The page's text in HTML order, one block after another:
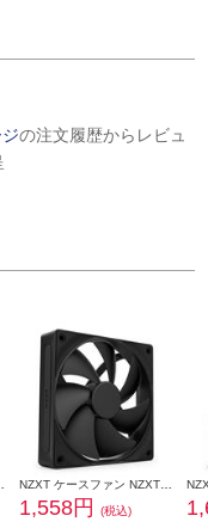
の注文履歴からレビュ
Q14SF-W2 NZXT ケースファン NZXT F120P v2 Black RF-P12SF-B2
1,558円 (税込)